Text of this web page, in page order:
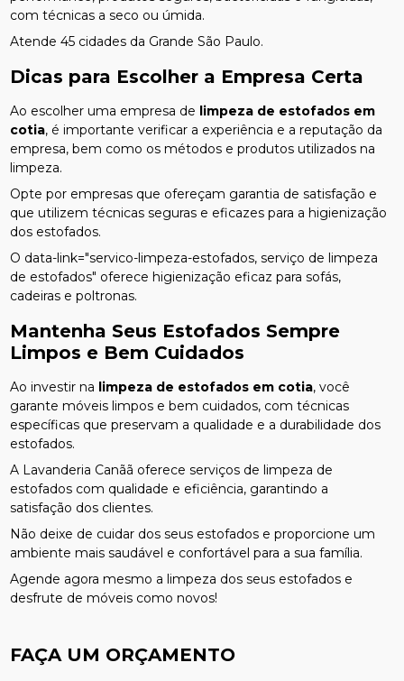
com técnicas a seco ou úmida.
Atende 45 cidades da Grande São Paulo.
Dicas para Escolher a Empresa Certa
Ao escolher uma empresa de limpeza de estofados em
cotia, é importante verificar a experiência e a reputação da
empresa, bem como os métodos e produtos utilizados na
limpeza.
Opte por empresas que ofereçam garantia de satisfação e
que utilizem técnicas seguras e eficazes para a higienização
dos estofados.
O data-link="servico-limpeza-estofados, serviço de limpeza
de estofados" oferece higienização eficaz para sofás,
cadeiras e poltronas.
Mantenha Seus Estofados Sempre
Limpos e Bem Cuidados
Ao investir na limpeza de estofados em cotia, você
garante móveis limpos e bem cuidados, com técnicas
específicas que preservam a qualidade e a durabilidade dos
estofados.
A Lavanderia Canãã oferece serviços de limpeza de
estofados com qualidade e eficiência, garantindo a
satisfação dos clientes.
Não deixe de cuidar dos seus estofados e proporcione um
ambiente mais saudável e confortável para a sua família.
Agende agora mesmo a limpeza dos seus estofados e
desfrute de móveis como novos!
FAÇA UM ORÇAMENTO